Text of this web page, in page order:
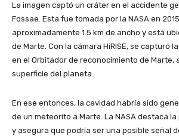
La imagen captó un cráter en el accidente
Fossae. Esta fue tomada por la NASA en
aproximadamente 1.5 km de ancho y está
de Marte. Con la cámara HiRISE, se capturó
en el Orbitador de reconocimiento de Marte,
superficie del planeta.
En ese entonces, la cavidad habría sido
de un meteorito a Marte. La NASA destaca
y asegura que podría ser una posible señal